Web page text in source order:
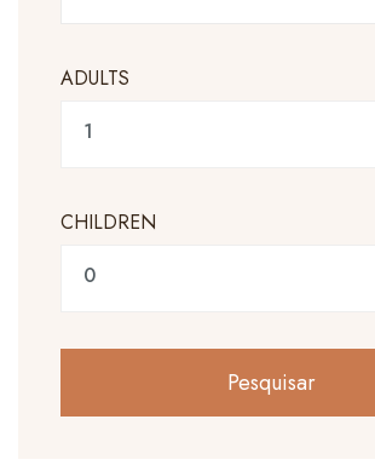
ADULTS
1
CHILDREN
0